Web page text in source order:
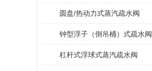
圆盘/热动力式蒸汽疏水阀
钟型浮子（倒吊桶）式疏水阀
杠杆式浮球式蒸汽疏水阀